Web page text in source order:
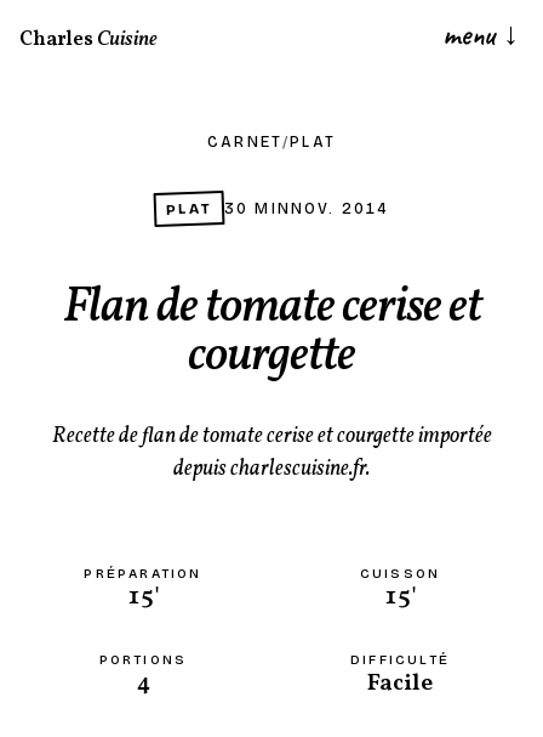
CharlesCuisine menu ↓
CARNET/ PLAT
PLAT 30 MIN NOV. 2014
Flan de tomate cerise et
courgette
Recette de flan de tomate cerise et courgette importée
depuis charlescuisine.fr.
PRÉPARATION
15'
CUISSON
15'
PORTIONS
4
DIFFICULTÉ
Facile